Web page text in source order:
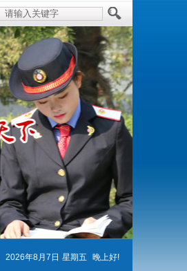
2026年8月7日 星期五 晚上好!